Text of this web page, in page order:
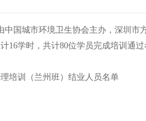
中国城市环境卫生协会主办，深圳
16学时，共计80位学员完成培训通
培训（兰州班）结业人员名单